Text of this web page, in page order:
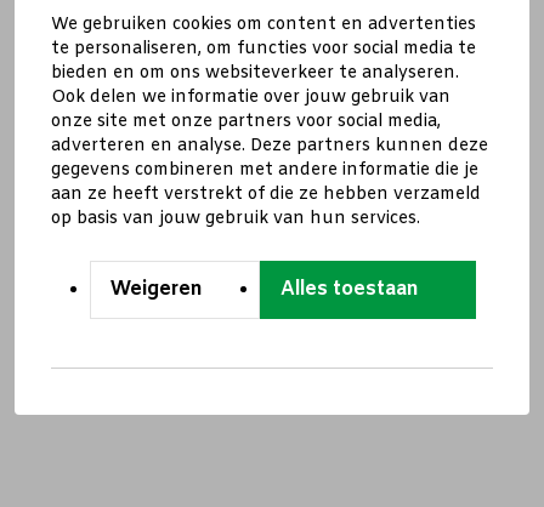
We gebruiken cookies om content en advertenties
te personaliseren, om functies voor social media te
bieden en om ons websiteverkeer te analyseren.
Ook delen we informatie over jouw gebruik van
onze site met onze partners voor social media,
adverteren en analyse. Deze partners kunnen deze
gegevens combineren met andere informatie die je
aan ze heeft verstrekt of die ze hebben verzameld
op basis van jouw gebruik van hun services.
Weigeren Alles toestaan